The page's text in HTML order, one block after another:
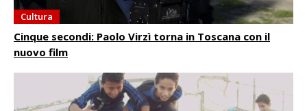
Cultura
Cinque secondi: Paolo Virzì torna in Toscana con il
nuovo film